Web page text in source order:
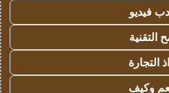
فيديو
التقنية
التجارة
وكيف